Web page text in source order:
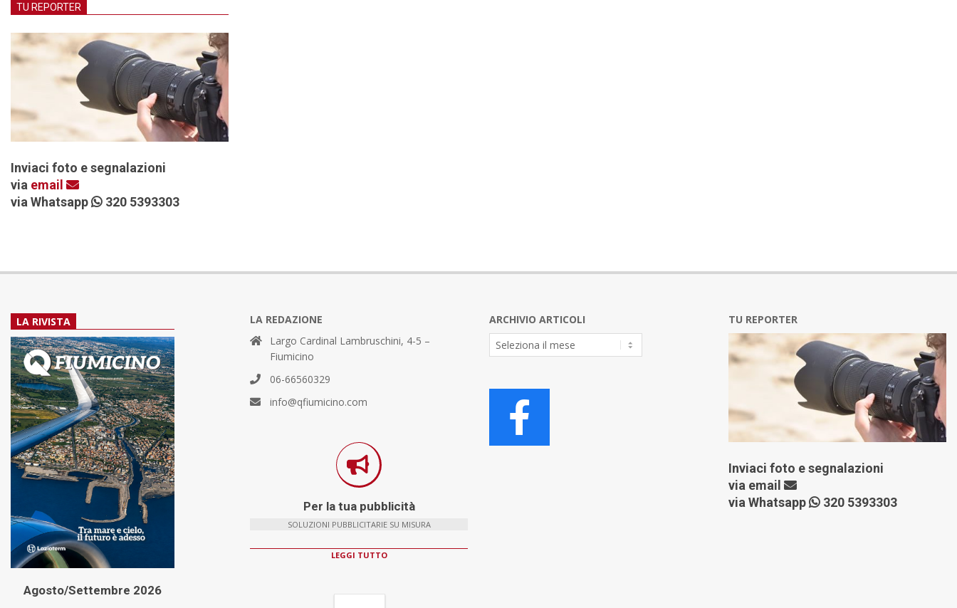
TU REPORTER
Inviaci foto e segnalazioni
via email
via Whatsapp
320 5393303
LA RIVISTA
Agosto/Settembre 2026
LA REDAZIONE
Largo Cardinal Lambruschini, 4-5 –
Fiumicino
06-66560329
info@qfiumicino.com
Per la tua pubblicità
SOLUZIONI PUBBLICITARIE SU MISURA
LEGGI TUTTO
ARCHIVIO ARTICOLI
Archivio
Articoli
TU REPORTER
Inviaci foto e segnalazioni
via email
via Whatsapp
320 5393303